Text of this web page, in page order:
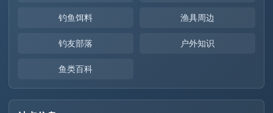
钓鱼饵料 渔具周边
钓友部落 户外知识
鱼类百科